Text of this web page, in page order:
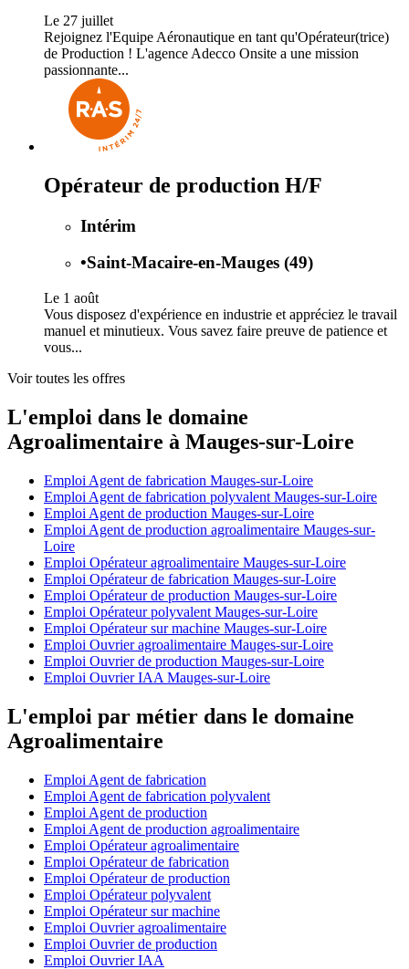
Le 27 juillet
Rejoignez l'Equipe Aéronautique en tant qu'Opérateur(trice)
de Production ! L'agence Adecco Onsite a une mission
passionnante...
Opérateur de production H/F
Intérim
•Saint-Macaire-en-Mauges (49)
Le 1 août
Vous disposez d'expérience en industrie et appréciez le travail
manuel et minutieux. Vous savez faire preuve de patience et
vous...
Voir toutes les offres
L'emploi dans le domaine
Agroalimentaire à Mauges-sur-Loire
Emploi Agent de fabrication Mauges-sur-Loire
Emploi Agent de fabrication polyvalent Mauges-sur-Loire
Emploi Agent de production Mauges-sur-Loire
Emploi Agent de production agroalimentaire Mauges-sur-
Loire
Emploi Opérateur agroalimentaire Mauges-sur-Loire
Emploi Opérateur de fabrication Mauges-sur-Loire
Emploi Opérateur de production Mauges-sur-Loire
Emploi Opérateur polyvalent Mauges-sur-Loire
Emploi Opérateur sur machine Mauges-sur-Loire
Emploi Ouvrier agroalimentaire Mauges-sur-Loire
Emploi Ouvrier de production Mauges-sur-Loire
Emploi Ouvrier IAA Mauges-sur-Loire
L'emploi par métier dans le domaine
Agroalimentaire
Emploi Agent de fabrication
Emploi Agent de fabrication polyvalent
Emploi Agent de production
Emploi Agent de production agroalimentaire
Emploi Opérateur agroalimentaire
Emploi Opérateur de fabrication
Emploi Opérateur de production
Emploi Opérateur polyvalent
Emploi Opérateur sur machine
Emploi Ouvrier agroalimentaire
Emploi Ouvrier de production
Emploi Ouvrier IAA